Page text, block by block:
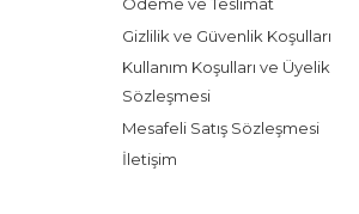
Gizlilik ve Güvenlik Koşulları
Kullanım Koşulları ve Üyelik
Sözleşmesi
Mesafeli Satış Sözleşmesi
İletişim